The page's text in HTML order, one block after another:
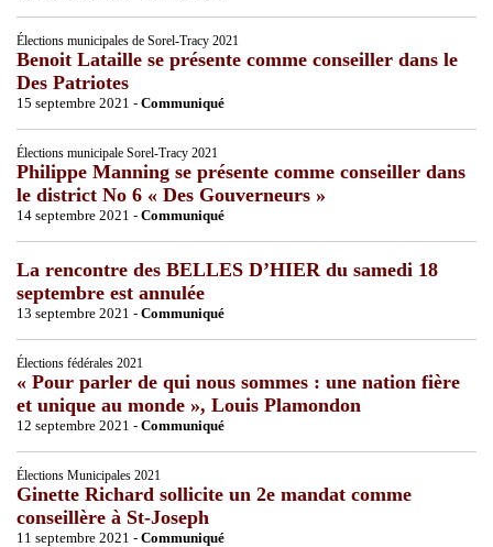
Élections municipales de Sorel-Tracy 2021
Benoit Lataille se présente comme conseiller dans le
Des Patriotes
15 septembre 2021 - Communiqué
Élections municipale Sorel-Tracy 2021
Philippe Manning se présente comme conseiller dans
le district No 6 « Des Gouverneurs »
14 septembre 2021 - Communiqué
La rencontre des BELLES D’HIER du samedi 18
septembre est annulée
13 septembre 2021 - Communiqué
Élections fédérales 2021
« Pour parler de qui nous sommes : une nation fière
et unique au monde », Louis Plamondon
12 septembre 2021 - Communiqué
Élections Municipales 2021
Ginette Richard sollicite un 2e mandat comme
conseillère à St-Joseph
11 septembre 2021 - Communiqué